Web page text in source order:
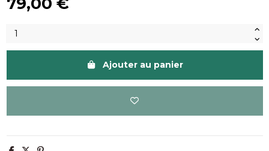
Ajouter au panier